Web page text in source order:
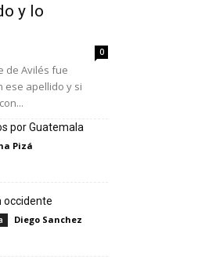
y lo
0
de Avilés fue
ese apellido y si
por Guatemala
Pizá
occidente
Diego Sanchez